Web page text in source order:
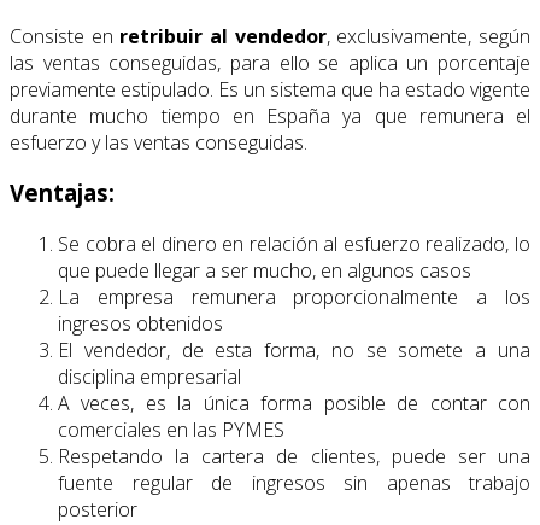
Consiste en retribuir al vendedor, exclusivamente, según
las ventas conseguidas, para ello se aplica un porcentaje
previamente estipulado. Es un sistema que ha estado vigente
durante mucho tiempo en España ya que remunera el
esfuerzo y las ventas conseguidas.
Ventajas:
Se cobra el dinero en relación al esfuerzo realizado, lo
que puede llegar a ser mucho, en algunos casos
La empresa remunera proporcionalmente a los
ingresos obtenidos
El vendedor, de esta forma, no se somete a una
disciplina empresarial
A veces, es la única forma posible de contar con
comerciales en las PYMES
Respetando la cartera de clientes, puede ser una
fuente regular de ingresos sin apenas trabajo
posterior